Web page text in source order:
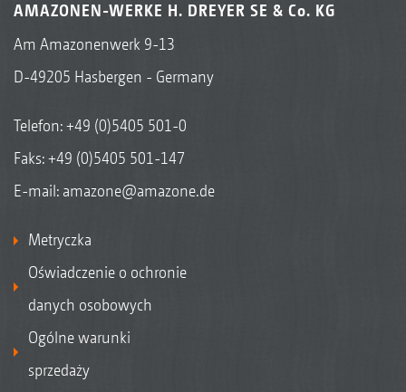
AMAZONEN-WERKE H. DREYER SE & Co. KG
Am Amazonenwerk 9-13
D-49205 Hasbergen - Germany
Telefon:+49 (0)5405 501-0
Faks: +49 (0)5405 501-147
E-mail: amazone@amazone.de
Metryczka
Oświadczenie o ochronie
danych osobowych
Ogólne warunki
sprzedaży